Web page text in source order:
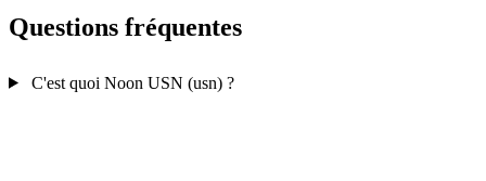
Questions fréquentes
C'est quoi Noon USN (usn) ?